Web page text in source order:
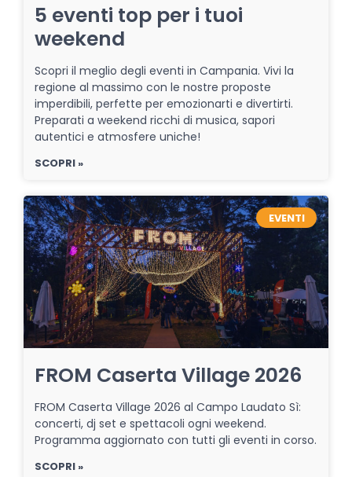
5 eventi top per i tuoi
weekend
Scopri il meglio degli eventi in Campania. Vivi la
regione al massimo con le nostre proposte
imperdibili, perfette per emozionarti e divertirti.
Preparati a weekend ricchi di musica, sapori
autentici e atmosfere uniche!
SCOPRI »
EVENTI
FROM Caserta Village 2026
FROM Caserta Village 2026 al Campo Laudato Sì:
concerti, dj set e spettacoli ogni weekend.
Programma aggiornato con tutti gli eventi in corso.
SCOPRI »